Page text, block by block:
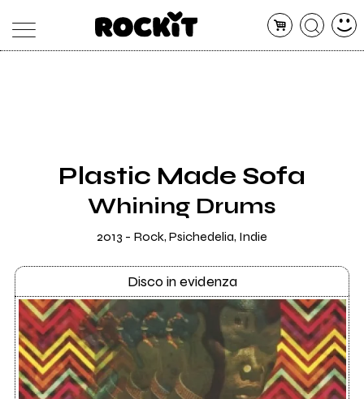
SHOP
RADIO
Plastic Made Sofa
Whining Drums
2013 - Rock, Psichedelia, Indie
Disco in evidenza